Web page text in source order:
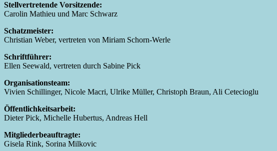
Stellvertretende Vorsitzende:
Carolin Mathieu und Marc Schwarz
Schatzmeister:
Christian Weber, vertreten von Miriam Schorn-Werle
Schriftführer:
Ellen Seewald, vertreten durch Sabine Pick
Organisationsteam:
Vivien Schillinger, Nicole Macri, Ulrike Müller, Christoph Braun, Ali Cetecioglu
Öffentlichkeitsarbeit:
Dieter Pick, Michelle Hubertus, Andreas Hell
Mitgliederbeauftragte:
Gisela Rink, Sorina Milkovic